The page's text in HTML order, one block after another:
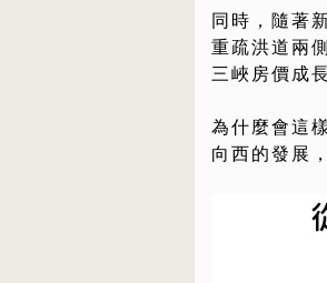
同時，隨著
重疏洪道兩
三峽房價成
為什麼會這
向西的發展